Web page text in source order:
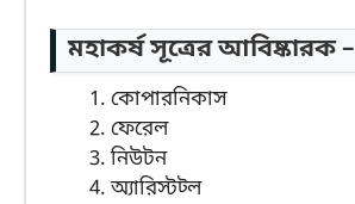
মহাকর্ষ সূত্রের আবিষ্কারক –
কোপারনিকাস
ফেরেল
নিউটন
অ্যারিস্টট্ল